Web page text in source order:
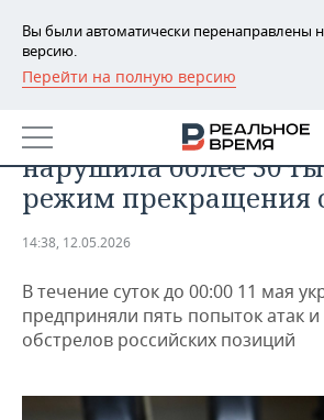
Вы были автоматически перенаправлены
версию.
Перейти на полную версию
РЕГИОНЫ
БАШКОРТОСТАН
ТАТАРСТАН
НОВОСТИ
АНАЛИТИКА
ДЕКЛАРАЦИИ О ДОХОДАХ
КОРОЛИ ГОСЗАКАЗА ПФО
НОВОСТИ ЭКОНОМИКИ
ФИНАНСЫ
ПРОМЫШЛЕННОСТЬ
НОВОСТИ
ПРОМЫШЛЕННОСТИ
АГРОПРОМ
НЕДВИЖИМОСТЬ
Минобороны РФ:
нарушила более 30
режим прекращения
14:38, 12.05.2026
В течение суток до 00:00 11 мая
предприняли пять попыток атак
обстрелов российских позиций